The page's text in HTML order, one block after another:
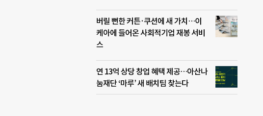
버릴 뻔한 커튼·쿠션에 새 가치…이
케아에 들어온 사회적기업 재봉 서비
스
연 13억 상당 창업 혜택 제공…아산나
눔재단 ‘마루’ 새 배치팀 찾는다